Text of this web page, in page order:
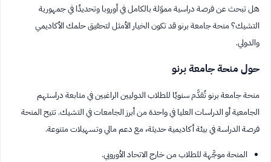
هل تبحث عن فرصة دراسية مموّلة بالكامل في أوروبا وتحديدًا في جمهورية
التشيك؟ منحة جامعة برنو قد تكون الخيار الأمثل لتحقيق حلمك الأكاديمي
والدولي.
حول منحة جامعة برنو
منحة جامعة برنو تُقدَّم سنويًا للطلاب الدوليين الراغبين في متابعة دراستهم
الجامعية أو الدراسات العليا في واحدة من أبرز الجامعات في التشيك. تتيح المنحة
فرصة الدراسة في بيئة أكاديمية حديثة، مع دعم مالي وتسهيلات متنوعة.
المنحة موجَّهة للطلاب من خارج الاتحاد الأوروبي.